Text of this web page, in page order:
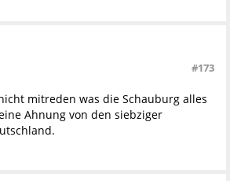
#173
mitreden was die Schauburg alles
Ahnung von den siebziger